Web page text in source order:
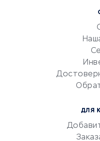
документооборот
Юридические
Бухгалтерия онлайн
ДЛЯ